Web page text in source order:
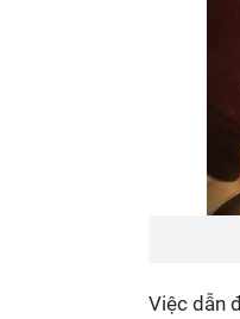
Việc dẫn